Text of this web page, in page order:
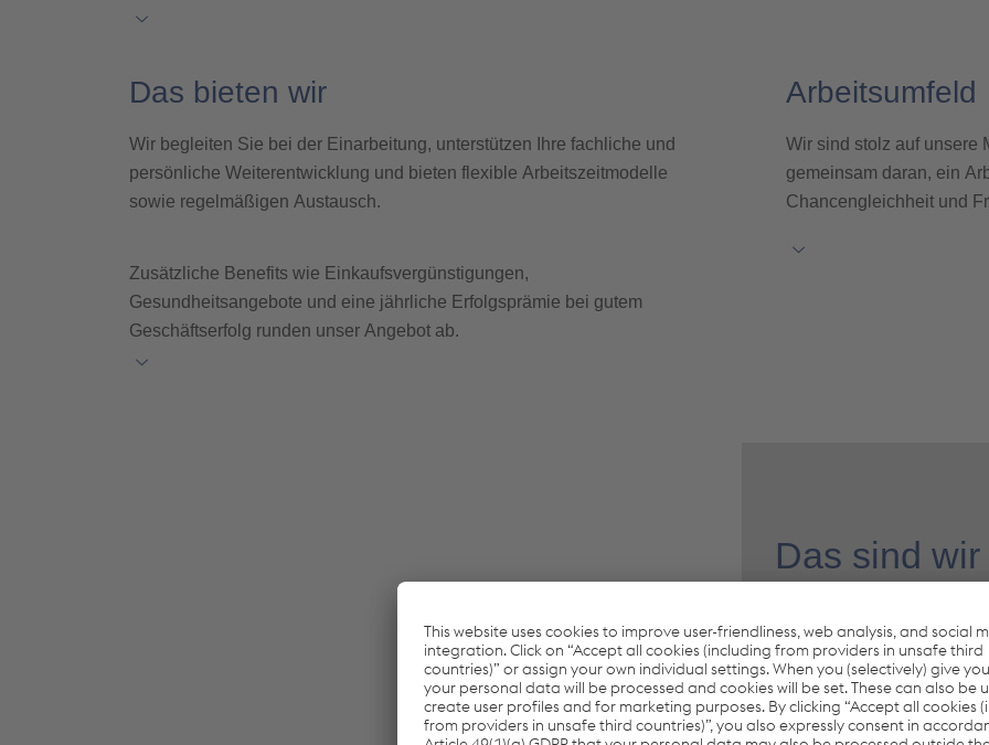
Das bieten wir
Wir begleiten Sie bei der Einarbeitung, unterstützen Ihre fachliche und
persönliche Weiterentwicklung und bieten flexible Arbeitszeitmodelle
sowie regelmäßigen Austausch.
Zusätzliche Benefits wie Einkaufsvergünstigungen,
Gesundheitsangebote und eine jährliche Erfolgsprämie bei gutem
Geschäftserfolg runden unser Angebot ab.
Arbeitsumfeld
Wir sind stolz auf unsere
gemeinsam daran, ein
Chancengleichheit und
Das sind wir
Wir -die Cargo Service
im Schienengüterverkehr
ausgestattet und
externer Kund:innen.